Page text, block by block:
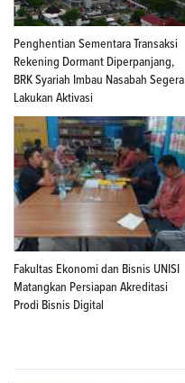
Penghentian Sementara Transaksi
Rekening Dormant Diperpanjang,
BRK Syariah Imbau Nasabah Segera
Lakukan Aktivasi
Fakultas Ekonomi dan Bisnis UNISI
Matangkan Persiapan Akreditasi
Prodi Bisnis Digital